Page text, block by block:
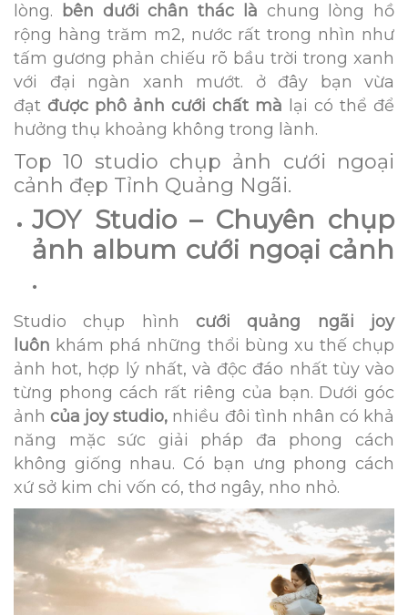
lòng. bên dưới chân thác là chung lòng hồ
rộng hàng trăm m2, nước rất trong nhìn như
tấm gương phản chiếu rõ bầu trời trong xanh
với đại ngàn xanh mướt. ở đây bạn vừa
đạt được phô ảnh cưới chất mà lại có thể để
hưởng thụ khoảng không trong lành.
Top 10 studio chụp ảnh cưới ngoại
cảnh đẹp Tỉnh Quảng Ngãi.
JOY Studio – Chuyên chụp
ảnh album cưới ngoại cảnh
.
Studio chụp hình cưới quảng ngãi joy
luôn khám phá những thổi bùng xu thế chụp
ảnh hot, hợp lý nhất, và độc đáo nhất tùy vào
từng phong cách rất riêng của bạn. Dưới góc
ảnhcủa joy studio, nhiều đôi tình nhân có khả
năng mặc sức giải pháp đa phong cách
không giống nhau. Có bạn ưng phong cách
xứ sở kim chi vốn có, thơ ngây, nho nhỏ.